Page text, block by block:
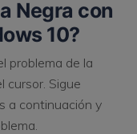
Negra con
10?
problema de la
cursor. Sigue
a continuación y